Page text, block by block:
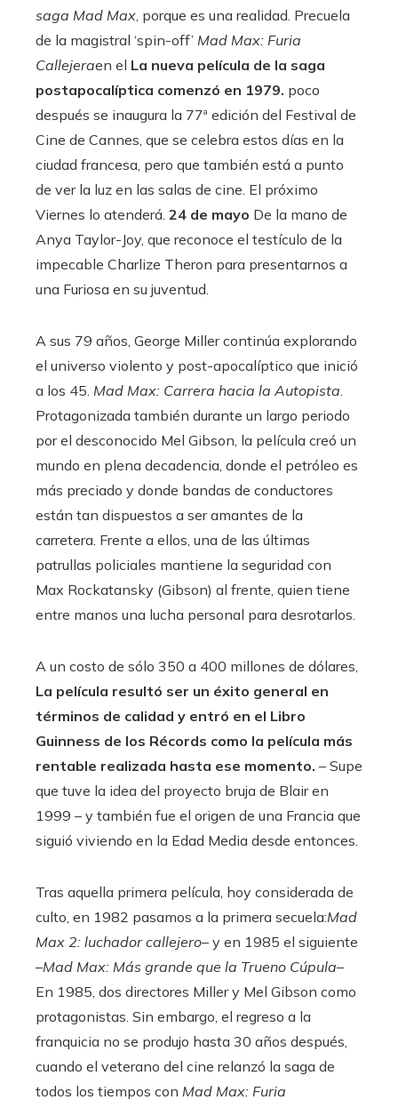
saga Mad Max, porque es una realidad. Precuela
de la magistral ‘spin-off’ Mad Max: Furia
Callejeraen el La nueva película de la saga
postapocalíptica comenzó en 1979. poco
después se inaugura la 77ª edición del Festival de
Cine de Cannes, que se celebra estos días en la
ciudad francesa, pero que también está a punto
de ver la luz en las salas de cine. El próximo
Viernes lo atenderá. 24 de mayo De la mano de
Anya Taylor-Joy, que reconoce el testículo de la
impecable Charlize Theron para presentarnos a
una Furiosa en su juventud.
A sus 79 años, George Miller continúa explorando
el universo violento y post-apocalíptico que inició
a los 45. Mad Max: Carrera hacia la Autopista.
Protagonizada también durante un largo periodo
por el desconocido Mel Gibson, la película creó un
mundo en plena decadencia, donde el petróleo es
más preciado y donde bandas de conductores
están tan dispuestos a ser amantes de la
carretera. Frente a ellos, una de las últimas
patrullas policiales mantiene la seguridad con
Max Rockatansky (Gibson) al frente, quien tiene
entre manos una lucha personal para desrotarlos.
A un costo de sólo 350 a 400 millones de dólares,
La película resultó ser un éxito general en
términos de calidad y entró en el Libro
Guinness de los Récords como la película más
rentable realizada hasta ese momento. – Supe
que tuve la idea del proyecto bruja de Blair en
1999 – y también fue el origen de una Francia que
siguió viviendo en la Edad Media desde entonces.
Tras aquella primera película, hoy considerada de
culto, en 1982 pasamos a la primera secuela:Mad
Max 2: luchador callejero– y en 1985 el siguiente
–Mad Max: Más grande que la Trueno Cúpula–
En 1985, dos directores Miller y Mel Gibson como
protagonistas. Sin embargo, el regreso a la
franquicia no se produjo hasta 30 años después,
cuando el veterano del cine relanzó la saga de
todos los tiempos con Mad Max: Furia